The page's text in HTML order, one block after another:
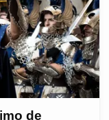
de